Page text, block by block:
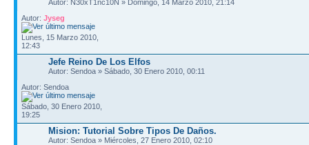
Autor: N30xT1nc10N » Domingo, 14 Marzo 2010, 21:14
Autor: Jyseg
Lunes, 15 Marzo 2010,
12:43
Jefe Reino De Los Elfos
Autor: Sendoa » Sábado, 30 Enero 2010, 00:11
Autor: Sendoa
Sábado, 30 Enero 2010,
19:25
Mision: Tutorial Sobre Tipos De Daños.
Autor: Sendoa » Miércoles, 27 Enero 2010, 02:10